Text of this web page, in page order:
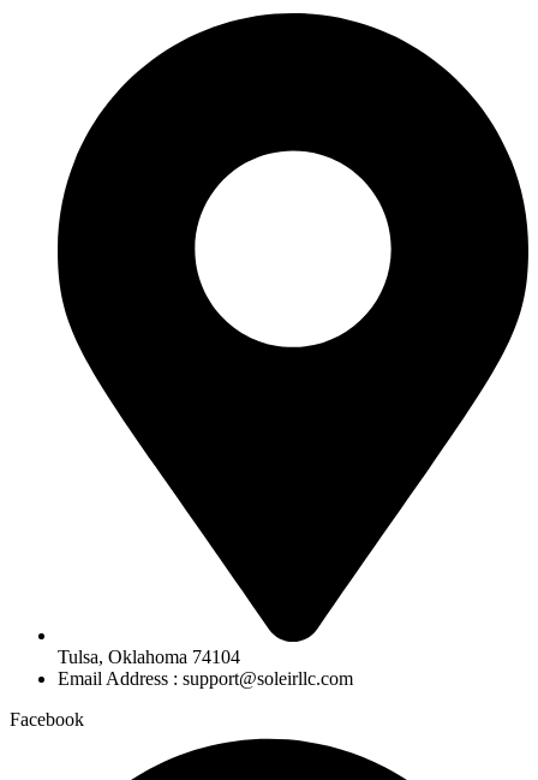
Tulsa, Oklahoma 74104
Email Address : support@soleirllc.com
Facebook